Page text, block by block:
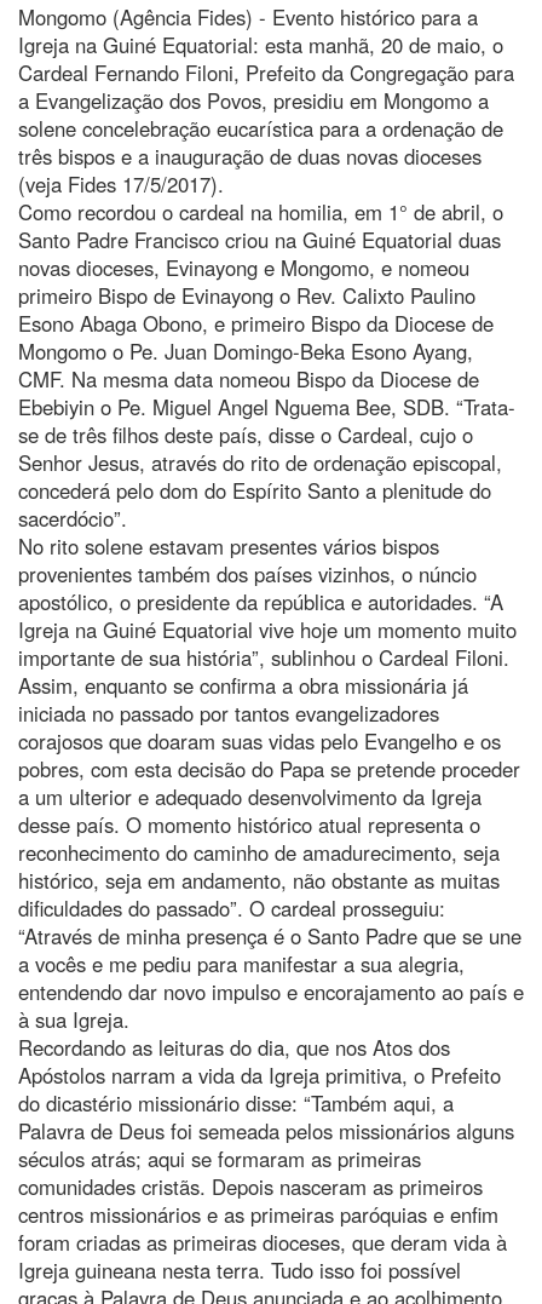
Mongomo (Agência Fides) - Evento histórico para a
Igreja na Guiné Equatorial: esta manhã, 20 de maio, o
Cardeal Fernando Filoni, Prefeito da Congregação para
a Evangelização dos Povos, presidiu em Mongomo a
solene concelebração eucarística para a ordenação de
três bispos e a inauguração de duas novas dioceses
(veja Fides 17/5/2017).
Como recordou o cardeal na homilia, em 1° de abril, o
Santo Padre Francisco criou na Guiné Equatorial duas
novas dioceses, Evinayong e Mongomo, e nomeou
primeiro Bispo de Evinayong o Rev. Calixto Paulino
Esono Abaga Obono, e primeiro Bispo da Diocese de
Mongomo o Pe. Juan Domingo-Beka Esono Ayang,
CMF. Na mesma data nomeou Bispo da Diocese de
Ebebiyin o Pe. Miguel Angel Nguema Bee, SDB. “Trata-
se de três filhos deste país, disse o Cardeal, cujo o
Senhor Jesus, através do rito de ordenação episcopal,
concederá pelo dom do Espírito Santo a plenitude do
sacerdócio”.
No rito solene estavam presentes vários bispos
provenientes também dos países vizinhos, o núncio
apostólico, o presidente da república e autoridades. “A
Igreja na Guiné Equatorial vive hoje um momento muito
importante de sua história”, sublinhou o Cardeal Filoni.
Assim, enquanto se confirma a obra missionária já
iniciada no passado por tantos evangelizadores
corajosos que doaram suas vidas pelo Evangelho e os
pobres, com esta decisão do Papa se pretende proceder
a um ulterior e adequado desenvolvimento da Igreja
desse país. O momento histórico atual representa o
reconhecimento do caminho de amadurecimento, seja
histórico, seja em andamento, não obstante as muitas
dificuldades do passado”. O cardeal prosseguiu:
“Através de minha presença é o Santo Padre que se une
a vocês e me pediu para manifestar a sua alegria,
entendendo dar novo impulso e encorajamento ao país e
à sua Igreja.
Recordando as leituras do dia, que nos Atos dos
Apóstolos narram a vida da Igreja primitiva, o Prefeito
do dicastério missionário disse: “Também aqui, a
Palavra de Deus foi semeada pelos missionários alguns
séculos atrás; aqui se formaram as primeiras
comunidades cristãs. Depois nasceram as primeiros
centros missionários e as primeiras paróquias e enfim
foram criadas as primeiras dioceses, que deram vida à
Igreja guineana nesta terra. Tudo isso foi possível
graças à Palavra de Deus anunciada e ao acolhimento